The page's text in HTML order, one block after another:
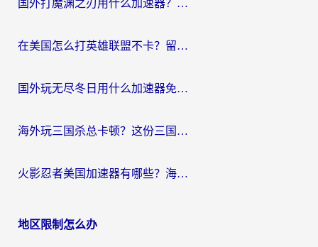
国外打魔渊之刃用什么加速器？2026海外玩家国服游戏加速全攻略（附闪耀暖暖&复苏的魔女避坑指南）
在美国怎么打英雄联盟不卡？留学生亲测的国服游戏加速全攻略
国外玩无尽冬日用什么加速器免费？海外党国服游戏加速避坑指南
海外玩三国杀总卡顿？这份三国杀游戏加速器指南帮你告别延迟烦恼
火影忍者美国加速器有哪些？海外党亲测的国服游戏加速全攻略（含菲律宾玩三国之刃守望黎明技巧）
地区限制怎么办